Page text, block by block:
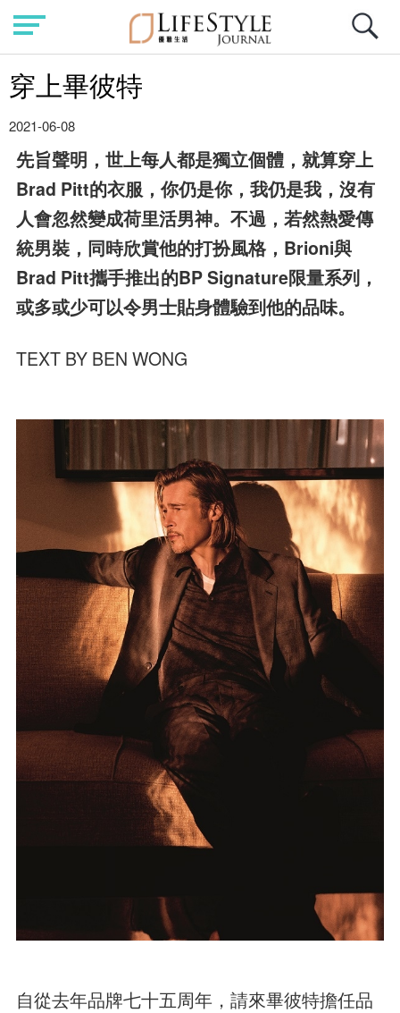
穿上畢彼特
2021-06-08
先旨聲明，世上每人都是獨立個體，就算穿上
Brad Pitt的衣服，你仍是你，我仍是我，沒有
人會忽然變成荷里活男神。不過，若然熱愛傳
統男裝，同時欣賞他的打扮風格，Brioni與
Brad Pitt攜手推出的BP Signature限量系列，
或多或少可以令男士貼身體驗到他的品味。
TEXT BY BEN WONG
自從去年品牌七十五周年，請來畢彼特擔任品